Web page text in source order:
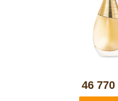
46 770